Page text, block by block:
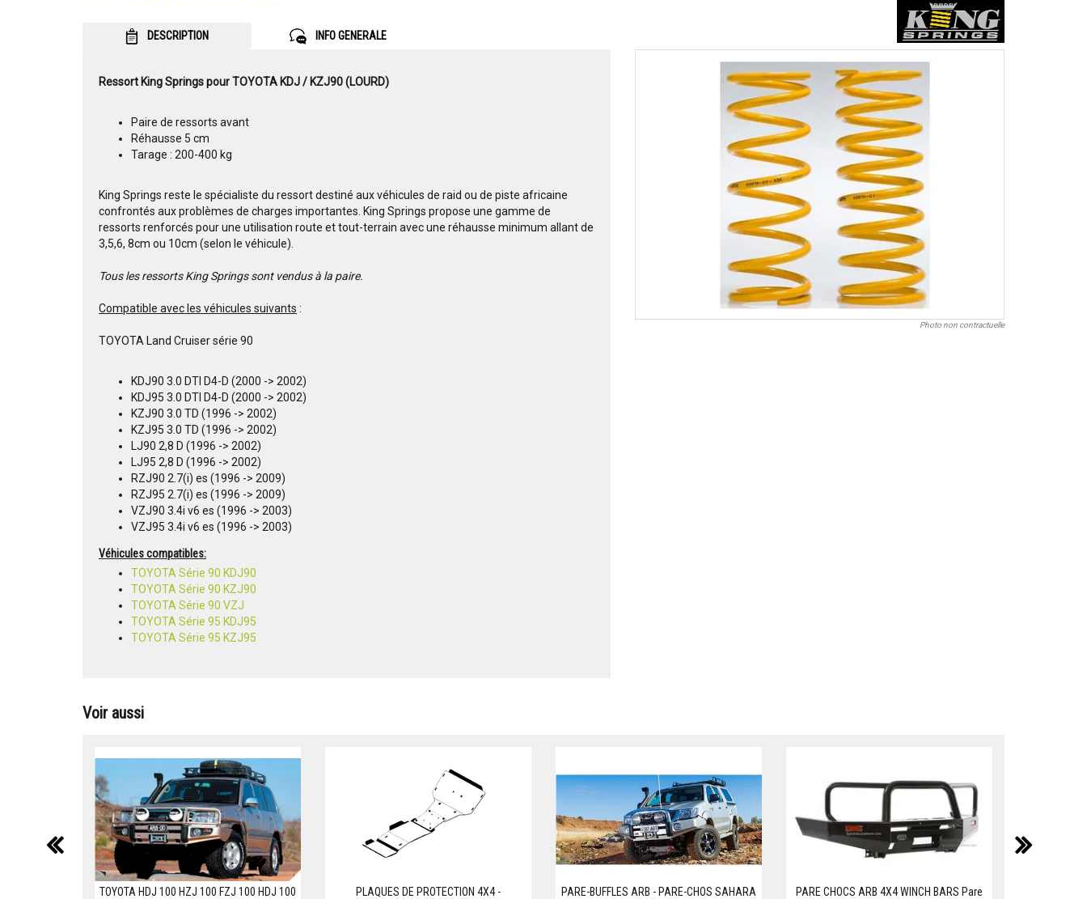
DESCRIPTION INFO GENERALE
Ressort King Springs pour TOYOTA KDJ / KZJ90 (LOURD)
Paire de ressorts avant
Réhausse 5 cm
Tarage : 200-400 kg
King Springs reste le spécialiste du ressort destiné aux véhicules de raid ou de piste africaine
confrontés aux problèmes de charges importantes. King Springs propose une gamme de
ressorts renforcés pour une utilisation route et tout-terrain avec une réhausse minimum allant de
3,5,6, 8cm ou 10cm (selon le véhicule).
Tous les ressorts King Springs sont vendus à la paire.
Compatible avec les véhicules suivants :
TOYOTA Land Cruiser série 90
KDJ90 3.0 DTI D4-D (2000 -> 2002)
KDJ95 3.0 DTI D4-D (2000 -> 2002)
KZJ90 3.0 TD (1996 -> 2002)
KZJ95 3.0 TD (1996 -> 2002)
LJ90 2,8 D (1996 -> 2002)
LJ95 2,8 D (1996 -> 2002)
RZJ90 2.7(i) es (1996 -> 2009)
RZJ95 2.7(i) es (1996 -> 2009)
VZJ90 3.4i v6 es (1996 -> 2003)
VZJ95 3.4i v6 es (1996 -> 2003)
Véhicules compatibles:
TOYOTA Série 90 KDJ90
TOYOTA Série 90 KZJ90
TOYOTA Série 90 VZJ
TOYOTA Série 95 KDJ95
TOYOTA Série 95 KZJ95
Photo non contractuelle
Voir aussi
TOYOTA HDJ 100 HZJ 100 FZJ 100 HDJ 100
PLAQUES DE PROTECTION 4X4 -
PARE-BUFFLES ARB - PARE-CHOS SAHARA
PARE CHOCS ARB 4X4 WINCH BARS Pare
précédent